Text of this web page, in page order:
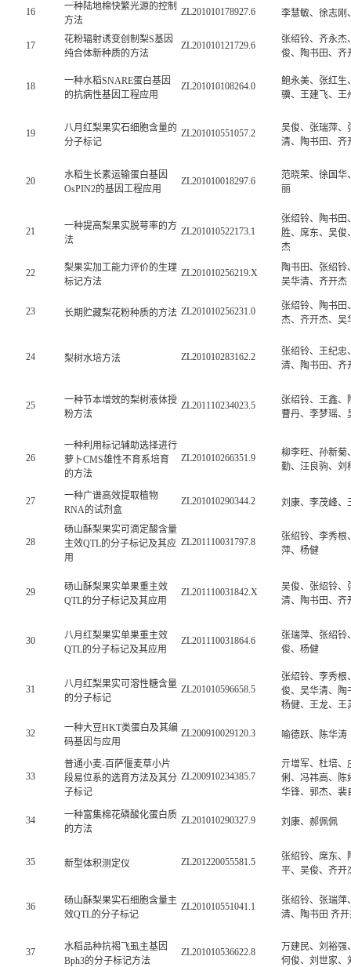
16
一种陆地棉快繁光源的控制
方法
ZL201010178927.6 李慧敏、徐志刚
17
花粉辐射诱变创制梨S基因
纯合体新种质的方法
ZL201010121729.6
张绍铃、齐永杰
俊、陶书田、齐
18
一种水稻SNARE蛋白基因
的抗病性基因工程应用
ZL201010108264.0
鲍永美、张红生
骥、王建飞、王
19
八月红梨果实石细胞含量的
分子标记
ZL201010551057.2
吴俊、张瑞萍、
清、陶书田、齐
20
水稻生长素运输蛋白基因
OsPIN2的基因工程应用
ZL201010018297.6
范晓荣、徐国华
丽
21
一种提高梨果实脱萼率的方
法
ZL201010522173.1
张绍铃、陶书田
胜、席东、吴俊
杰
22
梨果实加工能力评价的生理
标记方法
ZL201010256219.X
陶书田、张绍铃
吴华清、齐开杰
23 长期贮藏梨花粉种质的方法 ZL201010256231.0
张绍铃、陶书田
杰、齐开杰、吴
24 梨树水培方法 ZL201010283162.2
张绍铃、王纪忠
清、陶书田、齐
25
一种节本增效的梨树液体授
粉方法
ZL201110234023.5
张绍铃、王鑫、
曹丹、李梦瑶、
26
一种利用标记辅助选择进行
萝卜CMS雄性不育系培育
的方法
ZL201010266351.9
柳李旺、孙新菊
勤、汪良驹、刘
27
一种广谱高效提取植物
RNA的试剂盒
ZL201010290344.2 刘康、李茂峰、
28
砀山酥梨果实可滴定酸含量
主效QTL的分子标记及其应
用
ZL201110031797.8
张绍铃、李秀根
萍、杨健
29
砀山酥梨果实单果重主效
QTL的分子标记及其应用
ZL201110031842.X
吴俊、张绍铃、
清、陶书田、齐
30
八月红梨果实单果重主效
QTL的分子标记及其应用
ZL201110031864.6
张瑞萍、张绍铃
俊、杨健
31
八月红梨果实可溶性糖含量
的分子标记
ZL201010596658.5
张绍铃、李秀根
俊、吴华清、陶
杨健、王龙、王
32
一种大豆HKT类蛋白及其编
码基因与应用
ZL200910029120.3 喻德跃、陈华涛
33
普通小麦-百萨偃麦草小片
段易位系的选育方法及其分
子标记
ZL200910234385.7
亓增军、杜培、
俐、冯祎高、陈
华锋、郭杰、裴
34
一种富集棉花磷酸化蛋白质
的方法
ZL201010290327.9 刘康、郝佩佩
35 新型体积测定仪 ZL201220055581.5
张绍铃、席东、
平、吴俊、齐开
36
砀山酥梨果实石细胞含量主
效QTL的分子标记
ZL201010551041.1
张绍铃、张瑞萍
清、陶书田 齐
37
水稻品种抗褐飞虱主基因
Bph3的分子标记方法
ZL201010536622.8
万建民、刘裕强
何俊、刘世家、